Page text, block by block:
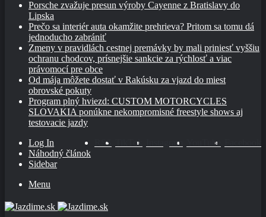
Porsche zvažuje presun výroby Cayenne z Bratislavy do
Lipska
Prečo sa interiér auta okamžite prehrieva? Pritom sa tomu dá
jednoducho zabrániť
Zmeny v pravidlách cestnej premávky by mali priniesť vyššiu
ochranu chodcov, prísnejšie sankcie za rýchlosť a viac
právomocí pre obce
Od mája môžete dostať v Rakúsku za vjazd do miest
obrovské pokuty
Program plný hviezd: CUSTOM MOTORCYCLES
SLOVAKIA ponúkne nekompromisné freestyle shows aj
testovacie jazdy
YouTube
Instagram
TikTok
RSS
Log In
Náhodný článok
Sidebar
Menu